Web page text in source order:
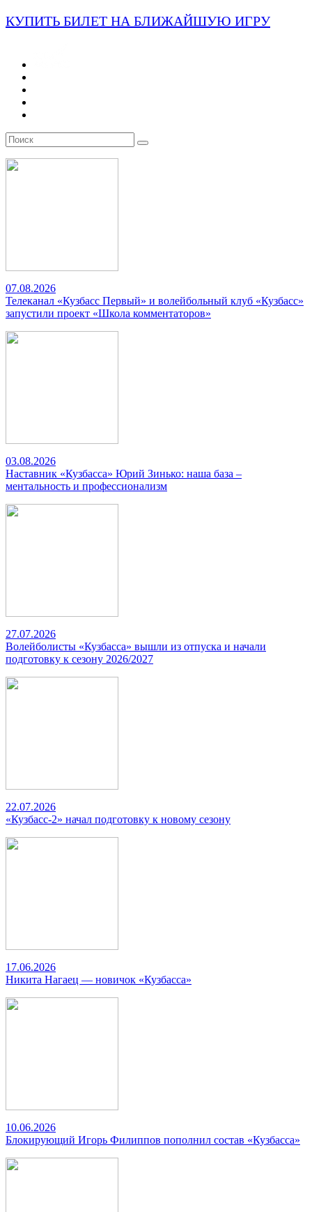
КУПИТЬ БИЛЕТ НА БЛИЖАЙШУЮ ИГРУ
07.08.2026
Телеканал «Кузбасс Первый» и волейбольный клуб «Кузбасс»
запустили проект «Школа комментаторов»
03.08.2026
Наставник «Кузбасса» Юрий Зинько: наша база –
ментальность и профессионализм
27.07.2026
Волейболисты «Кузбасса» вышли из отпуска и начали
подготовку к сезону 2026/2027
22.07.2026
«Кузбасс-2» начал подготовку к новому сезону
17.06.2026
Никита Нагаец — новичок «Кузбасса»
10.06.2026
Блокирующий Игорь Филиппов пополнил состав «Кузбасса»